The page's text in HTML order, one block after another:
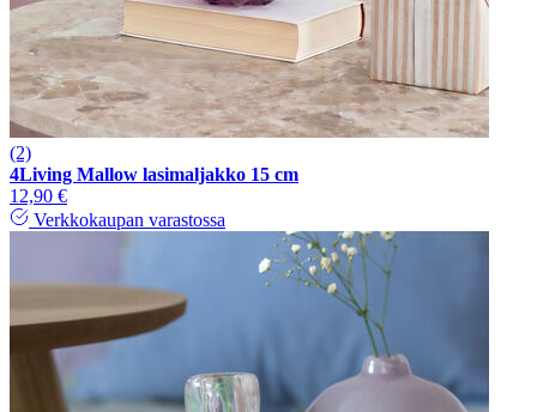
(2)
4Living Mallow lasimaljakko 15 cm
12,90 €
Verkkokaupan varastossa